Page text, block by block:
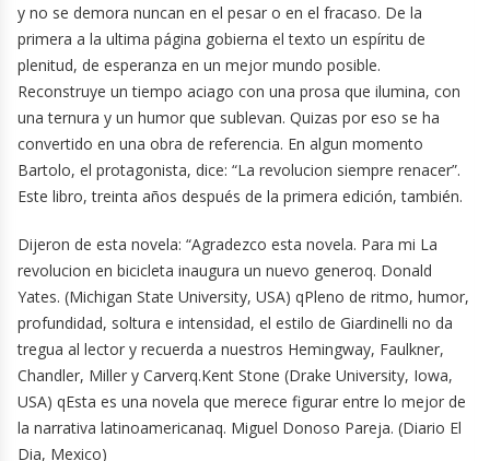
y no se demora nuncan en el pesar o en el fracaso. De la
primera a la ultima página gobierna el texto un espíritu de
plenitud, de esperanza en un mejor mundo posible.
Reconstruye un tiempo aciago con una prosa que ilumina, con
una ternura y un humor que sublevan. Quizas por eso se ha
convertido en una obra de referencia. En algun momento
Bartolo, el protagonista, dice: “La revolucion siempre renacer”.
Este libro, treinta años después de la primera edición, también.
Dijeron de esta novela: “Agradezco esta novela. Para mi La
revolucion en bicicleta inaugura un nuevo generoq. Donald
Yates. (Michigan State University, USA) qPleno de ritmo, humor,
profundidad, soltura e intensidad, el estilo de Giardinelli no da
tregua al lector y recuerda a nuestros Hemingway, Faulkner,
Chandler, Miller y Carverq.Kent Stone (Drake University, Iowa,
USA) qEsta es una novela que merece figurar entre lo mejor de
la narrativa latinoamericanaq. Miguel Donoso Pareja. (Diario El
Dia, Mexico)